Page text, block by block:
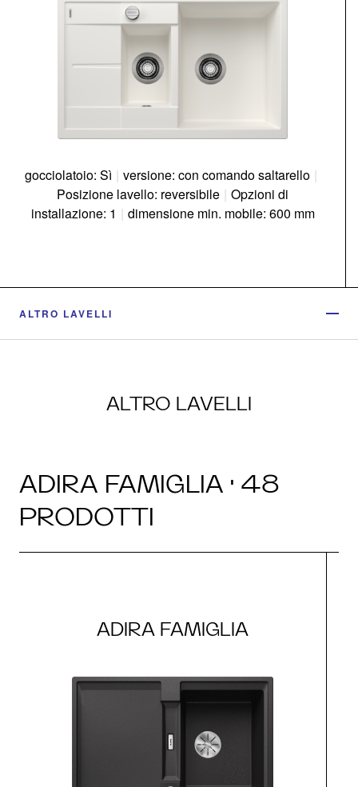
gocciolatoio: Sì | versione: con comando saltarello |
Posizione lavello: reversibile | Opzioni di
installazione: 1 | dimensione min. mobile: 600 mm
ALTRO LAVELLI
ALTRO LAVELLI
ADIRA FAMIGLIA · 48
PRODOTTI
ADIRA FAMIGLIA